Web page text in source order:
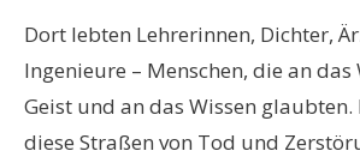
Dort lebten Lehrerinnen, Dichter,
Ingenieure – Menschen, die an das
Geist und an das Wissen glaubten.
diese Straßen von Tod und